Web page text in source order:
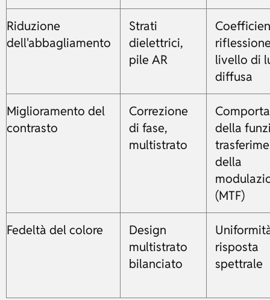
Riduzione
dell'abbagliamento
Strati
dielettrici,
pile AR
livello di
diffusa
Miglioramento del
contrasto
Correzione
di fase,
multistrato
della
della
(MTF)
Fedeltà del colore
Design
multistrato
bilanciato
risposta
spettrale